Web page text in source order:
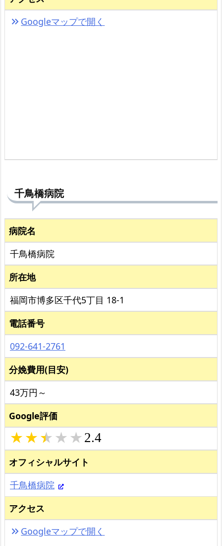
keyboard_double_arrow_right Googleマップで開く
千鳥橋病院
病院名
千鳥橋病院
所在地
福岡市博多区千代5丁目 18-1
電話番号
092-641-2761
分娩費用(目安)
43万円～
Google評価
2.4
オフィシャルサイト
千鳥橋病院
アクセス
keyboard_double_arrow_right Googleマップで開く